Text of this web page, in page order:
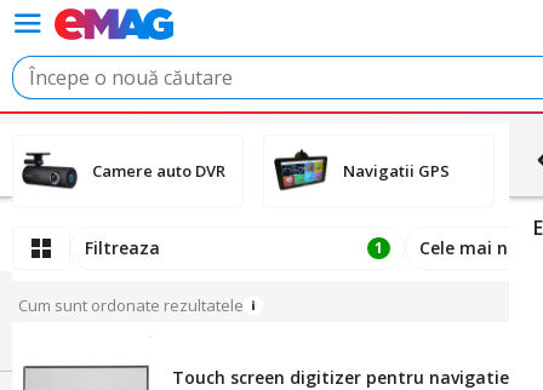
Camere auto DVR Navigatii GPS
Filtreaza 1 Cele mai noi
Cum sunt ordonate rezultatele
Touch screen digitizer pentru navigatie